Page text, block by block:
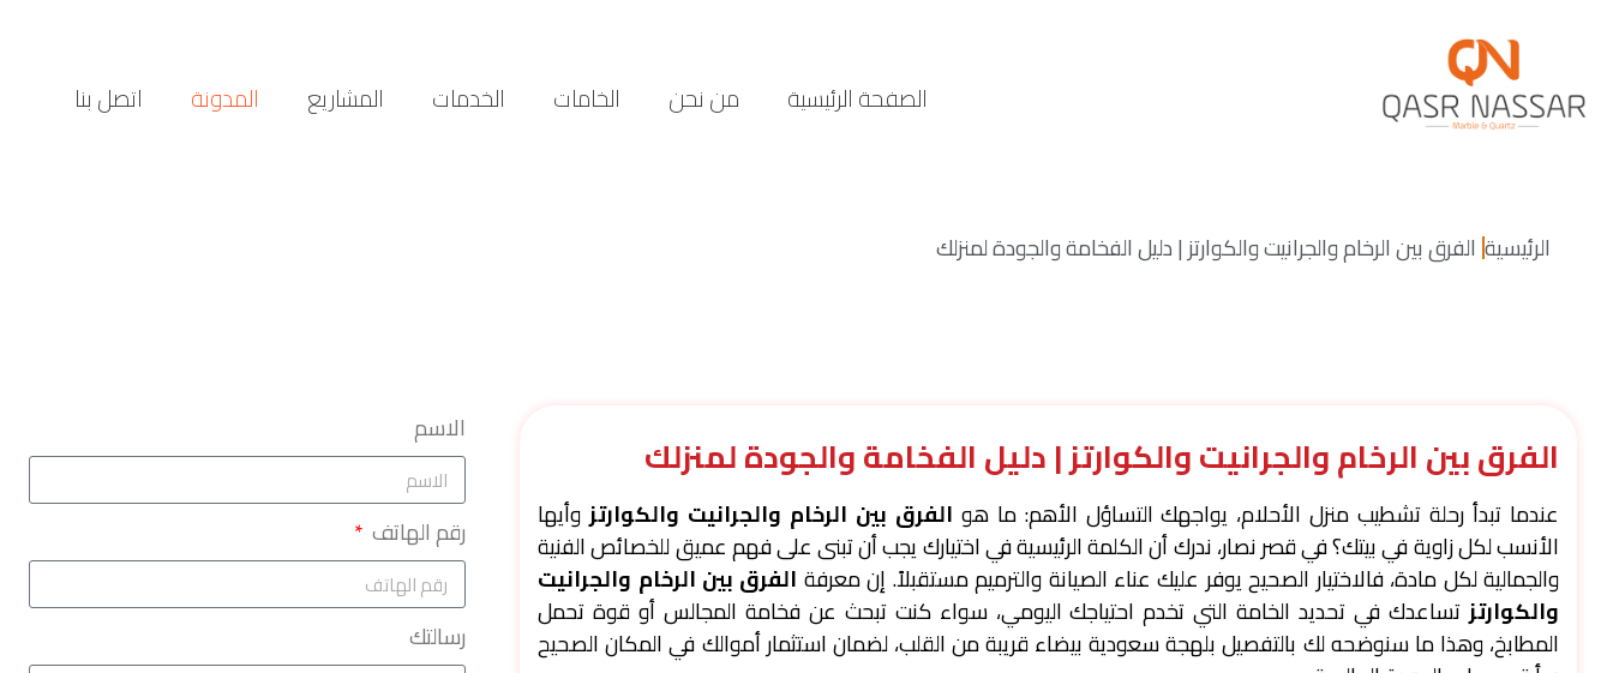
الصفحة الرئيسية من نحن الخامات الخدمات المشاريع المدونة اتصل بنا
الرئيسية الفرق بين الرخام والجرانيت والكوارتز | دليل الفخامة والجودة لمنزلك
الفرق بين الرخام والجرانيت والكوارتز | دليل الفخامة والجودة لمنزلك
عندما تبدأ رحلة تشطيب منزل الأحلام، يواجهك التساؤل الأهم: ما هو الفرق بين الرخام والجرانيت والكوارتزوأيها
الأنسب لكل زاوية في بيتك؟ في قصر نصار، ندرك أن الكلمة الرئيسية في اختيارك يجب أن تبنى على فهم عميق للخصائص الفنية
والجمالية لكل مادة، فالاختيار الصحيح يوفر عليك عناء الصيانة والترميم مستقبلاً. إن معرفة الفرق بين الرخام والجرانيت
والكوارتزتساعدك في تحديد الخامة التي تخدم احتياجك اليومي، سواء كنت تبحث عن فخامة المجالس أو قوة تحمل
المطابخ، وهذا ما سنوضحه لك بالتفصيل بلهجة سعودية بيضاء قريبة من القلب، لضمان استثمار أموالك في المكان الصحيح
الاسم
رقم الهاتف
رسالتك